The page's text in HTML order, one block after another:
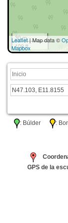
30 m
100 ft
Leaflet| Map data ©
Mapbox
: Búlder :
GPS de la